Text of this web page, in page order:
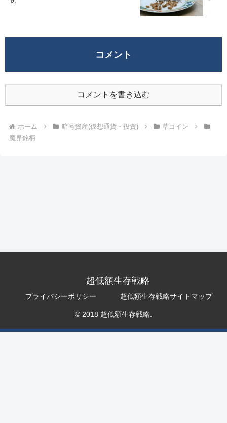
コメント
コメントを書き込む
ホーム 暗号資産(仮想通貨・投資)
草コイン
魔界銘柄
超低額生存戦略
プライバシーポリシー 超低額生存戦略サイトマップ
© 2018 超低額生存戦略.